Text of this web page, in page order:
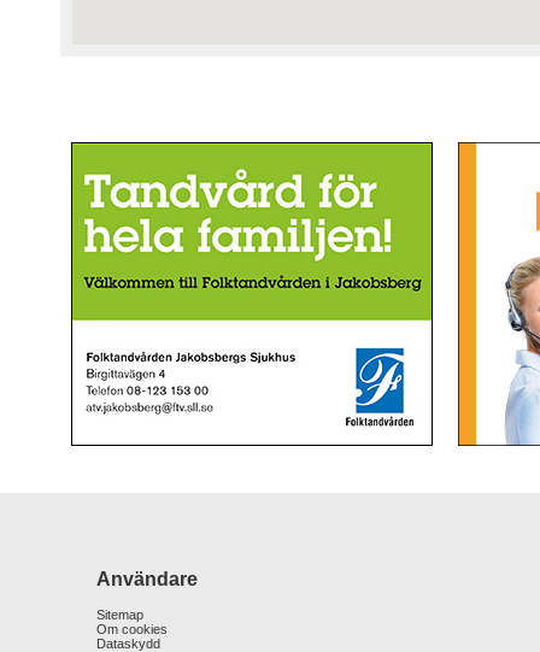
Användare
Sitemap
Om cookies
Dataskydd